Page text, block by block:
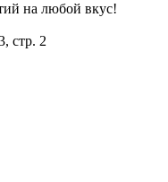
на любой вкус!
стр. 2